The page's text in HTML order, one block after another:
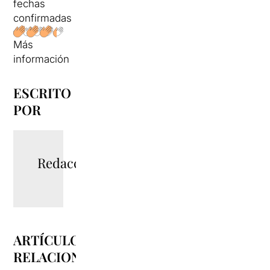
fechas
confirmadas
Más
información
ESCRITO
POR
Redacció
ARTÍCULOS
RELACIONADOS